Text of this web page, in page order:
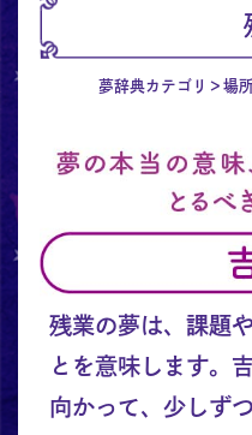
夢辞典カテゴリ 場
残業の夢は、課題
とを意味します。
向かって、少しず